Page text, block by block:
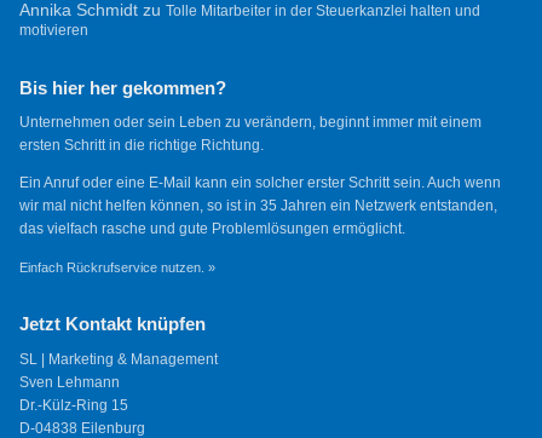
Annika Schmidtzu Tolle Mitarbeiter in der Steuerkanzlei halten und
motivieren
Bis hier her gekommen?
Unternehmen oder sein Leben zu verändern, beginnt immer mit einem
ersten Schritt in die richtige Richtung.
Ein Anruf oder eine E-Mail kann ein solcher erster Schritt sein. Auch wenn
wir mal nicht helfen können, so ist in 35 Jahren ein Netzwerk entstanden,
das vielfach rasche und gute Problemlösungen ermöglicht.
Einfach Rückrufservice nutzen. »
Jetzt Kontakt knüpfen
SL | Marketing & Management
Sven Lehmann
Dr.-Külz-Ring 15
D-04838 Eilenburg